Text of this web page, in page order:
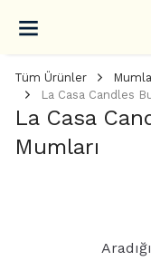
Tüm Ürünler
La Casa Candles
La Casa
Mumları